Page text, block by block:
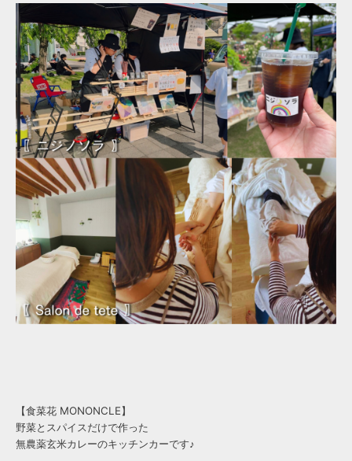
【食菜花 MONONCLE】
野菜とスパイスだけで作った
無農薬玄米カレーのキッチンカーです♪